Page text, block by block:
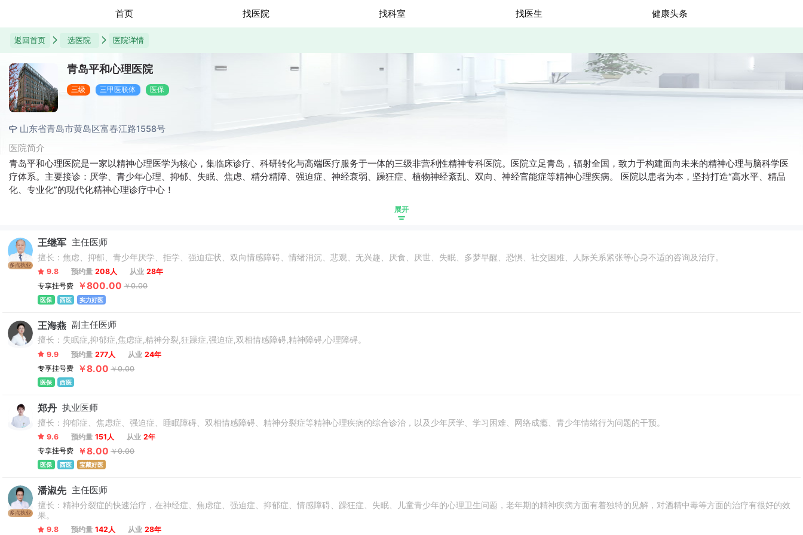
首页 找医院 找科室 找医生 健康头条
返回首页 选医院 医院详情
青岛平和心理医院
三级 三甲医联体 医保
山东省青岛市黄岛区富春江路1558号
医院简介
青岛平和心理医院是一家以精神心理医学为核心，集临床诊疗、科研转化与高端医疗服务于一体的三级非营利性精神专科医院。医院立足青岛，辐射全国，致力于构建面向未来的精神心理与脑科学医
疗体系。主要接诊：厌学、青少年心理、抑郁、失眠、焦虑、精分精障、强迫症、神经衰弱、躁狂症、植物神经紊乱、双向、神经官能症等精神心理疾病。 医院以患者为本，坚持打造“高水平、精品
化、专业化”的现代化精神心理诊疗中心！
展开
多点执业
王继军 主任医师
擅长：焦虑、抑郁、青少年厌学、拒学、强迫症状、双向情感障碍、情绪消沉、悲观、无兴趣、厌食、厌世、失眠、多梦早醒、恐惧、社交困难、人际关系紧张等心身不适的咨询及治疗。
9.8 预约量 208人 从业 28年
专享挂号费
￥800.00 ￥0.00
医保 西医 实力好医
王海燕 副主任医师
擅长：失眠症,抑郁症,焦虑症,精神分裂,狂躁症,强迫症,双相情感障碍,精神障碍,心理障碍。
9.9 预约量 277人 从业 24年
专享挂号费
￥8.00 ￥0.00
医保 西医
郑丹 执业医师
擅长：抑郁症、焦虑症、强迫症、睡眠障碍、双相情感障碍、精神分裂症等精神心理疾病的综合诊治，以及少年厌学、学习困难、网络成瘾、青少年情绪行为问题的干预。
9.6 预约量 151人 从业 2年
专享挂号费
￥8.00 ￥0.00
医保 西医 宝藏好医
多点执业
潘淑先 主任医师
擅长：精神分裂症的快速治疗，在神经症、焦虑症、强迫症、抑郁症、情感障碍、躁狂症、失眠、儿童青少年的心理卫生问题，老年期的精神疾病方面有着独特的见解，对酒精中毒等方面的治疗有很好的效
果。
9.8 预约量 142人 从业 28年